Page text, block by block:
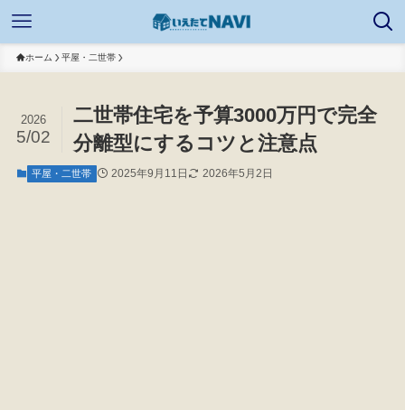
ホーム 平屋・二世帯
二世帯住宅を予算3000万円で完全
分離型にするコツと注意点
2026
5/02
平屋・二世帯 2025年9月11日 2026年5月2日